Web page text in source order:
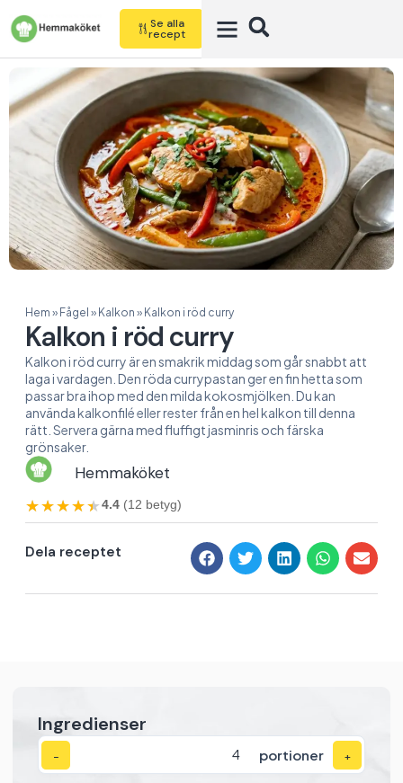
Se alla
recept
Hem » Fågel » Kalkon » Kalkon i röd curry
Kalkon i röd curry
Kalkon i röd curry är en smakrik middag som går snabbt att
laga i vardagen. Den röda currypastan ger en fin hetta som
passar bra ihop med den milda kokosmjölken. Du kan
använda kalkonfilé eller rester från en hel kalkon till denna
rätt. Servera gärna med fluffigt jasminris och färska
grönsaker.
Hemmaköket
★★★★★
★★★★★4.4 (12 betyg)
Dela receptet
Ingredienser
− portioner +